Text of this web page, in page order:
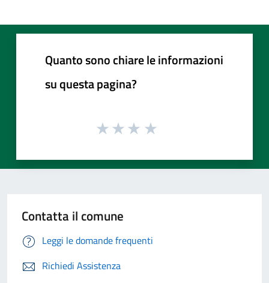
Quanto sono chiare le informazioni
su questa pagina?
Contatta il comune
Leggi le domande frequenti
Richiedi Assistenza